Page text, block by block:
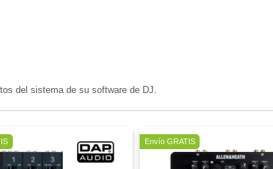
del sistema de su software de DJ.
Envío GRATIS